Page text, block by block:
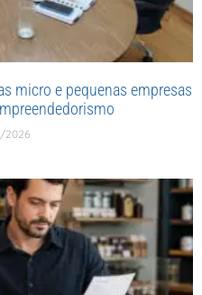
micro e pequenas empresas
2026